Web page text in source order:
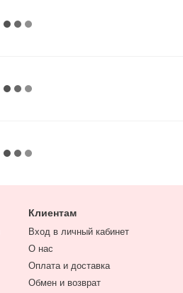
Клиентам
Вход в личный кабинет
О нас
Оплата и доставка
Обмен и возврат